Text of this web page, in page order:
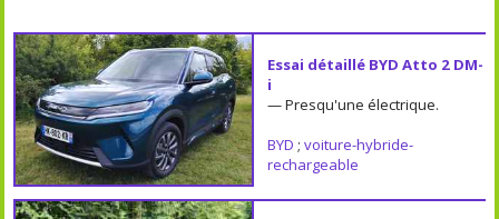
Essai détaillé BYD Atto 2 DM-
i
— Presqu'une électrique.
BYD ; voiture-hybride-
rechargeable